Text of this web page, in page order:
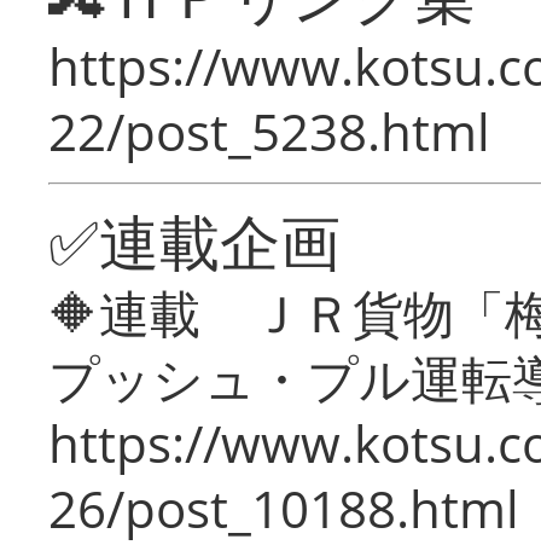
https://
22/post_5238.html
✅連載企画
🔶連載 ＪＲ貨物「
プッシュ・プル運転
https://
26/post_10188.html